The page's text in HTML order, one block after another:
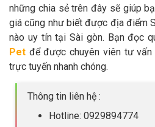
những chia sẻ trên đây sẽ giúp
giá cũng như biết được địa điểm
nào uy tín tại Sài gòn. Bạn đọc
Pet để được chuyên viên tư vấn
trực tuyến nhanh chóng.
Thông tin liên hệ :
Hotline: 0929894774